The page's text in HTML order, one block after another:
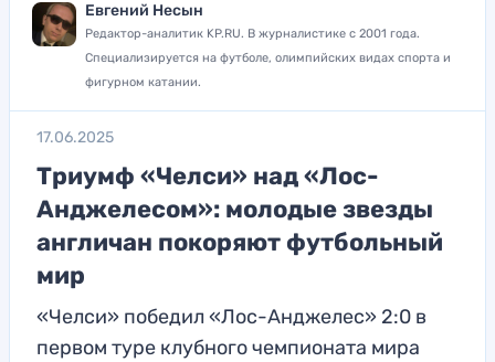
Евгений Несын
Редактор-аналитик KP.RU. В журналистике с 2001 года.
Специализируется на футболе, олимпийских видах спорта и
фигурном катании.
17.06.2025
Триумф «Челси» над «Лос-
Анджелесом»: молодые звезды
англичан покоряют футбольный
мир
«Челси» победил «Лос-Анджелес» 2:0 в
первом туре клубного чемпионата мира